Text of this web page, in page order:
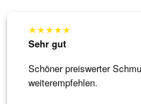
★★★★★
Sehr gut
Schöner preiswerter
weiterempfehlen.